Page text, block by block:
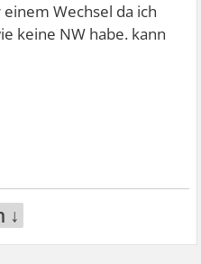
Wechsel da ich
keine NW habe. kann
↓